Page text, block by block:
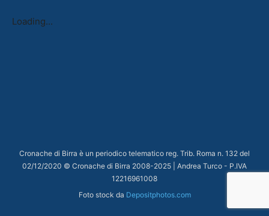
Loading...
Cronache di Birra è un periodico telematico reg. Trib. Roma n. 132 del
02/12/2020 © Cronache di Birra 2008-2025 | Andrea Turco - P.IVA
12216961008
Foto stock da Depositphotos.com